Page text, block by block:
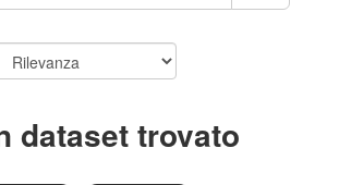
dataset trovato